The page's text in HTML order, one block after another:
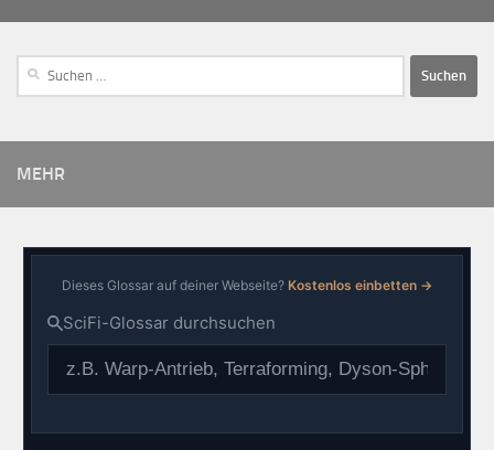
MEHR